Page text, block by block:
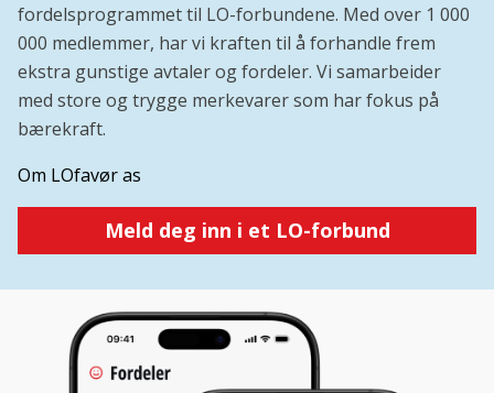
fordelsprogrammet til LO-forbundene. Med over 1 000
000 medlemmer, har vi kraften til å forhandle frem
ekstra gunstige avtaler og fordeler. Vi samarbeider
med store og trygge merkevarer som har fokus på
bærekraft.
Om LOfavør as
Meld deg inn i et LO-forbund